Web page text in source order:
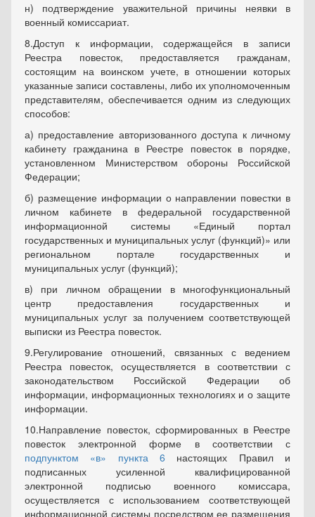
н) подтверждение уважительной причины неявки в
военный комиссариат.
8.Доступ к информации, содержащейся в записи
Реестра повесток, предоставляется гражданам,
состоящим на воинском учете, в отношении которых
указанные записи составлены, либо их уполномоченным
представителям, обеспечивается одним из следующих
способов:
а) предоставление авторизованного доступа к личному
кабинету гражданина в Реестре повесток в порядке,
установленном Министерством обороны Российской
Федерации;
б) размещение информации о направлении повестки в
личном кабинете в федеральной государственной
информационной системы «Единый портал
государственных и муниципальных услуг (функций)» или
региональном портале государственных и
муниципальных услуг (функций);
в) при личном обращении в многофункциональный
центр предоставления государственных и
муниципальных услуг за получением соответствующей
выписки из Реестра повесток.
9.Регулирование отношений, связанных с ведением
Реестра повесток, осуществляется в соответствии с
законодательством Российской Федерации об
информации, информационных технологиях и о защите
информации.
10.Направление повесток, сформированных в Реестре
повесток электронной форме в соответствии с
подпунктом «в» пункта 6 настоящих Правил и
подписанных усиленной квалифицированной
электронной подписью военного комиссара,
осуществляется с использованием соответствующей
информационной системы посредством ее размещения